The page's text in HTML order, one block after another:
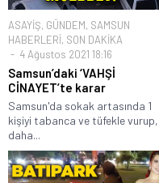
ASAYİŞ, GÜNDEM, SAMSUN
HABERLERİ, SON DAKİKA
4 Ağustos 2021 18:16
Samsun’daki ‘VAHŞİ
CİNAYET’te karar
Samsun'da sokak artasında 1
kişiyi tabanca ve tüfekle vurup,
daha...